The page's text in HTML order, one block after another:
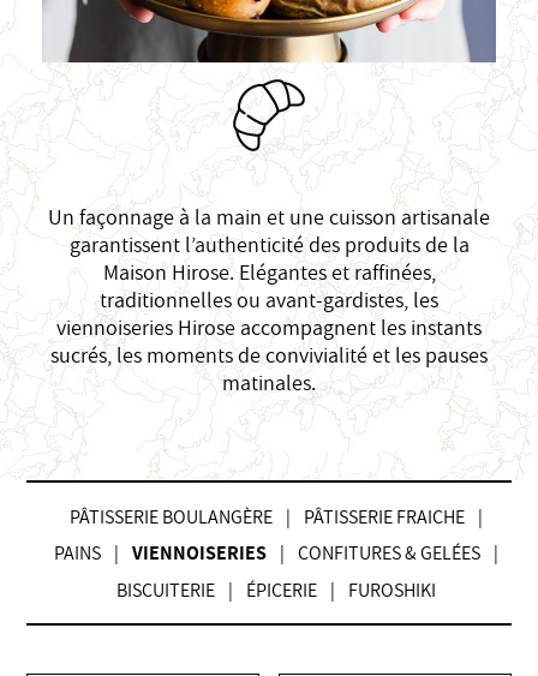
Un façonnage à la main et une cuisson artisanale
garantissent l’authenticité des produits de la
Maison Hirose. Elégantes et raffinées,
traditionnelles ou avant-gardistes, les
viennoiseries Hirose accompagnent les instants
sucrés, les moments de convivialité et les pauses
matinales.
PÂTISSERIE BOULANGÈRE
PÂTISSERIE FRAICHE
PAINS
VIENNOISERIES
CONFITURES & GELÉES
BISCUITERIE
ÉPICERIE FUROSHIKI